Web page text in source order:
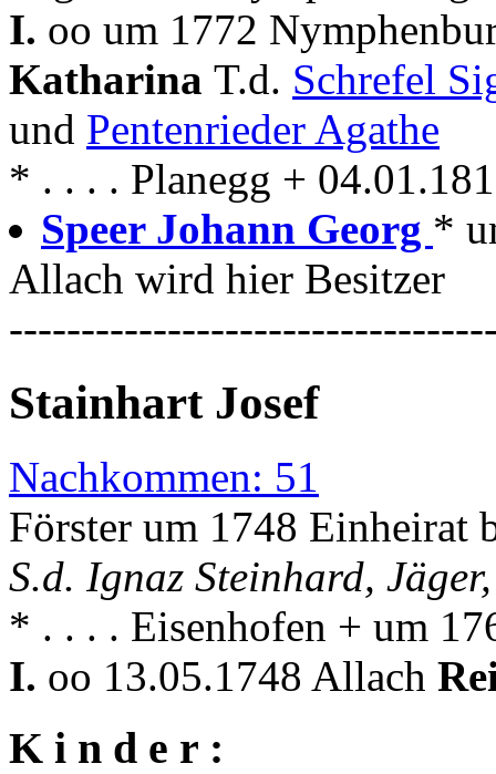
I. oo um 1772
Katharina T.d. Schrefel
und Pentenrieder Agathe
* . . . . Planegg +
Speer Johann Georg *
Allach wird hier Besitzer
Stainhart Josef
Nachkommen: 51
Förster um 1748 Einheirat
S.d. Ignaz Steinhard,
* . . . . Eisenhofen + um
I. oo 13.05.1748 Allach
K i n d e r :